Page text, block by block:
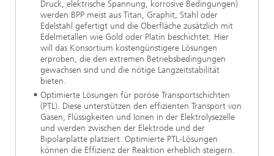
Druck, elektrische Spannung, korrosive Bedingungen)
werden BPP meist aus Titan, Graphit, Stahl oder
Edelstahl gefertigt und die Oberfläche zusätzlich mit
Edelmetallen wie Gold oder Platin beschichtet. Hier
will das Konsortium kostengünstigere Lösungen
erproben, die den extremen Betriebsbedingungen
gewachsen sind und die nötige Langzeitstabilität
bieten.
Optimierte Lösungen für poröse Transportschichten
(PTL). Diese unterstützen den effizienten Transport von
Gasen, Flüssigkeiten und Ionen in der Elektrolysezelle
und werden zwischen der Elektrode und der
Bipolarplatte platziert. Optimierte PTL-Lösungen
können die Effizienz der Reaktion erheblich steigern.